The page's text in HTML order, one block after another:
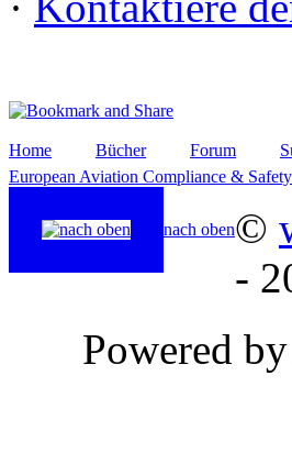
Home Bücher Forum
European Aviation Compliance &
nach oben©
-
Powered by